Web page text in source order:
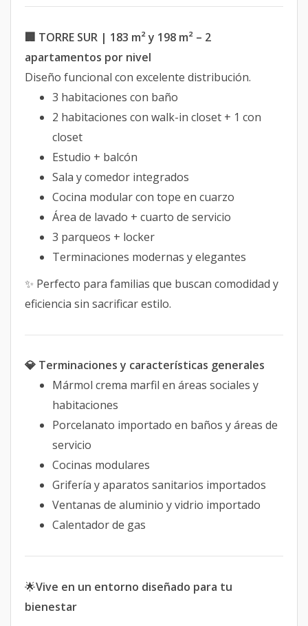
🏢 TORRE SUR | 183 m² y 198 m² – 2
apartamentos por nivel
Diseño funcional con excelente distribución.
3 habitaciones con baño
2 habitaciones con walk-in closet + 1 con
closet
Estudio + balcón
Sala y comedor integrados
Cocina modular con tope en cuarzo
Área de lavado + cuarto de servicio
3 parqueos + locker
Terminaciones modernas y elegantes
✨ Perfecto para familias que buscan comodidad y
eficiencia sin sacrificar estilo.
💎 Terminaciones y características generales
Mármol crema marfil en áreas sociales y
habitaciones
Porcelanato importado en baños y áreas de
servicio
Cocinas modulares
Grifería y aparatos sanitarios importados
Ventanas de aluminio y vidrio importado
Calentador de gas
🌟Vive en un entorno diseñado para tu
bienestar